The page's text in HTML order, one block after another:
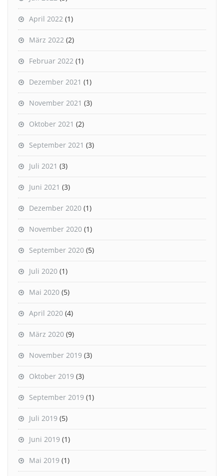
April 2022 (1)
März 2022 (2)
Februar 2022 (1)
Dezember 2021 (1)
November 2021 (3)
Oktober 2021 (2)
September 2021 (3)
Juli 2021 (3)
Juni 2021 (3)
Dezember 2020 (1)
November 2020 (1)
September 2020 (5)
Juli 2020 (1)
Mai 2020 (5)
April 2020 (4)
März 2020 (9)
November 2019 (3)
Oktober 2019 (3)
September 2019 (1)
Juli 2019 (5)
Juni 2019 (1)
Mai 2019 (1)